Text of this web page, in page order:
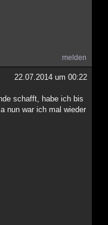
melden
22.07.2014 um 00:22
schafft, habe ich bis
nun war ich mal wieder